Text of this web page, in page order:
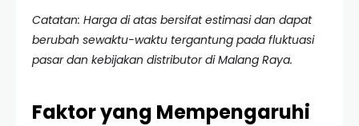
Catatan: Harga di atas bersifat estimasi dan dapat
berubah sewaktu-waktu tergantung pada fluktuasi
pasar dan kebijakan distributor di Malang Raya.
Faktor yang Mempengaruhi